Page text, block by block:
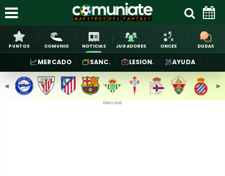
PUNTOS COMUNIO NOTICIAS JUGADORES ONCES DUDAS
MERCADO SANC. LESION. AYUDA
◀︎ ▶︎
Publicidad